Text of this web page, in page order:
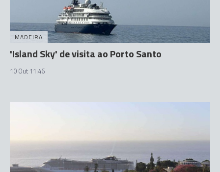
MADEIRA
'Island Sky' de visita ao Porto Santo
10 Out 11:46